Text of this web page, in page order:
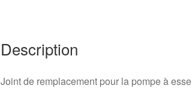
/
911
Description
Joint de remplacement pour la pompe à